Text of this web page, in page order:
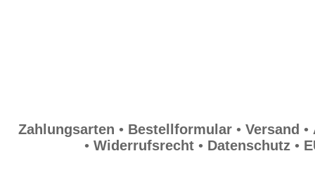
Zahlungsarten • Bestellformular• Versand •
• Widerrufsrecht • Datenschutz •